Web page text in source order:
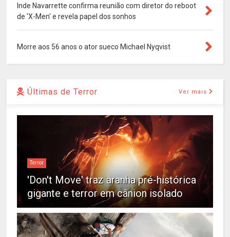
Inde Navarrette confirma reunião com diretor do reboot
de 'X-Men' e revela papel dos sonhos
Morre aos 56 anos o ator sueco Michael Nyqvist
Últimas de Terror Ver mais
Terror
'Don't Move' traz aranha pré-histórica
gigante e terror em cânion isolado